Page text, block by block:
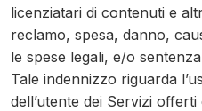
licenziatari di contenuti e
reclamo, spesa, danno,
le spese legali, e/o
Tale indennizzo riguarda
dell’utente dei Servizi